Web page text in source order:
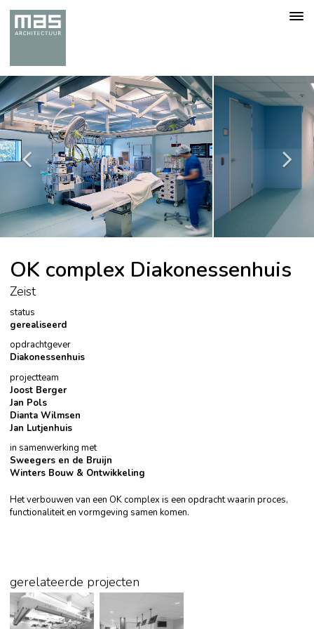
OK complex Diakonessenhuis
Zeist
status
gerealiseerd
opdrachtgever
Diakonessenhuis
projectteam
Joost Berger
Jan Pols
Dianta Wilmsen
Jan Lutjenhuis
in samenwerking met
Sweegers en de Bruijn
Winters Bouw & Ontwikkeling
Het verbouwen van een OK complex is een opdracht waarin proces,
functionaliteit en vormgeving samen komen.
gerelateerde projecten